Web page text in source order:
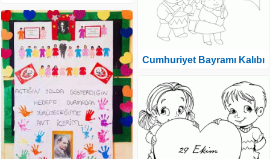
Cumhuriyet Bayramı Kalıbı